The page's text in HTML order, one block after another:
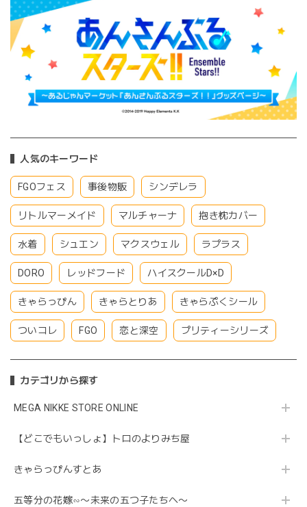
人気のキーワード
FGOフェス 事後物販 シンデレラ
リトルマーメイド マルチャーナ 抱き枕カバー
水着 シュエン マクスウェル ラプラス
DORO レッドフード ハイスクールD×D
きゃらっぴん きゃらとりあ きゃらぷくシール
ついコレ FGO 恋と深空 プリティーシリーズ
カテゴリから探す
MEGA NIKKE STORE ONLINE
【どこでもいっしょ】トロのよりみち屋
きゃらっぴんすとあ
五等分の花嫁∽〜未来の五つ子たちへ〜